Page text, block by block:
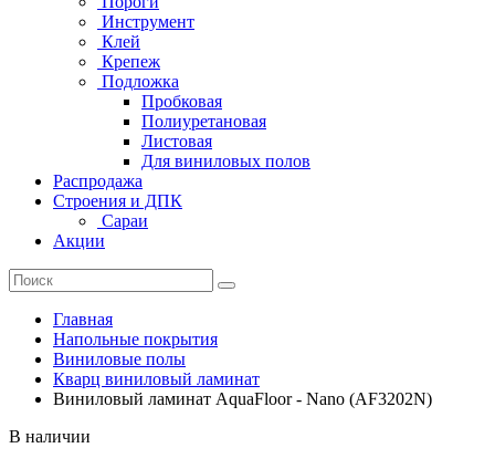
Инструмент
Клей
Крепеж
Подложка
Пробковая
Полиуретановая
Листовая
Для виниловых полов
Распродажа
Строения и ДПК
Сараи
Акции
Главная
Напольные покрытия
Виниловые полы
Кварц виниловый ламинат
Виниловый ламинат AquaFloor - Nano (AF3202N)
В наличии